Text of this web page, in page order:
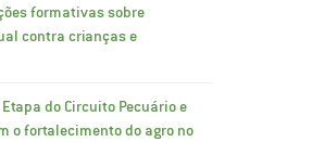
formativas sobre
contra crianças e
do Circuito Pecuário e
o fortalecimento do agro no